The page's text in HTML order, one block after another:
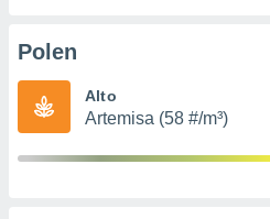
e
mediante
Polen
Alto
Artemisa (58 #/m³)